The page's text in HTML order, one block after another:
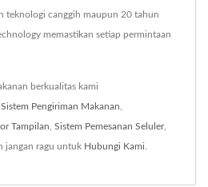
teknologi canggih maupun 20 tahun
memastikan setiap permintaan
berkualitas kami
Sistem Pengiriman Makanan
Tampilan Sistem Pemesanan Seluler,
jangan ragu untuk Hubungi Kami